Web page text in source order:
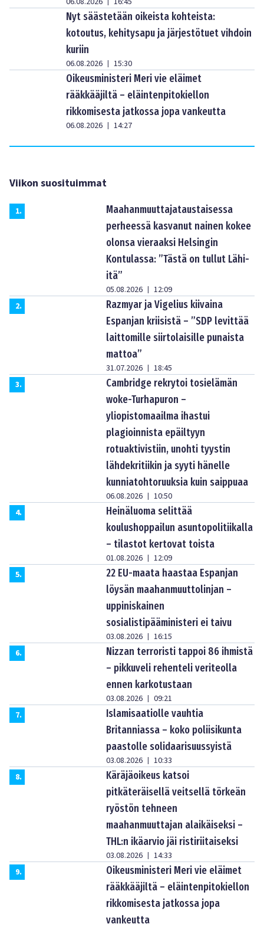
Nyt säästetään oikeista kohteista:
kotoutus, kehitysapu ja järjestötuet vihdoin
kuriin
06.08.2026 | 15:30
Oikeusministeri Meri vie eläimet
rääkkääjiltä – eläintenpitokiellon
rikkomisesta jatkossa jopa vankeutta
06.08.2026 | 14:27
Viikon suosituimmat
1.
Maahanmuuttajataustaisessa
perheessä kasvanut nainen kokee
olonsa vieraaksi Helsingin
Kontulassa: ”Tästä on tullut Lähi-
itä”
05.08.2026 | 12:09
2.
Razmyar ja Vigelius kiivaina
Espanjan kriisistä – ”SDP levittää
laittomille siirtolaisille punaista
mattoa”
31.07.2026 | 18:45
3.
Cambridge rekrytoi tosielämän
woke-Turhapuron –
yliopistomaailma ihastui
plagioinnista epäiltyyn
rotuaktivistiin, unohti tyystin
lähdekritiikin ja syyti hänelle
kunniatohtoruuksia kuin saippuaa
06.08.2026 | 10:50
4.
Heinäluoma selittää
koulushoppailun asuntopolitiikalla
– tilastot kertovat toista
01.08.2026 | 12:09
5.
22 EU-maata haastaa Espanjan
löysän maahanmuuttolinjan –
uppiniskainen
sosialistipääministeri ei taivu
03.08.2026 | 16:15
6.
Nizzan terroristi tappoi 86 ihmistä
– pikkuveli rehenteli veriteolla
ennen karkotustaan
03.08.2026 | 09:21
7.
Islamisaatiolle vauhtia
Britanniassa – koko poliisikunta
paastolle solidaarisuussyistä
03.08.2026 | 10:33
8.
Käräjäoikeus katsoi
pitkäteräisellä veitsellä törkeän
ryöstön tehneen
maahanmuuttajan alaikäiseksi –
THL:n ikäarvio jäi ristiriitaiseksi
03.08.2026 | 14:33
9.
Oikeusministeri Meri vie eläimet
rääkkääjiltä – eläintenpitokiellon
rikkomisesta jatkossa jopa
vankeutta